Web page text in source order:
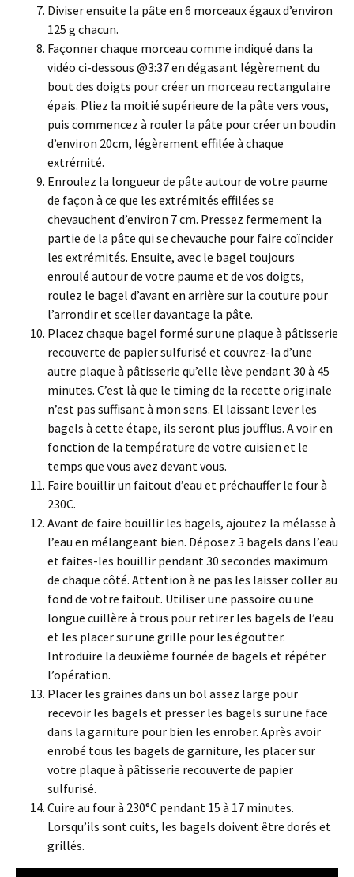
Diviser ensuite la pâte en 6 morceaux égaux d’environ
125 g chacun.
Façonner chaque morceau comme indiqué dans la
vidéo ci-dessous @3:37 en dégasant légèrement du
bout des doigts pour créer un morceau rectangulaire
épais. Pliez la moitié supérieure de la pâte vers vous,
puis commencez à rouler la pâte pour créer un boudin
d’environ 20cm, légèrement effilée à chaque
extrémité.
Enroulez la longueur de pâte autour de votre paume
de façon à ce que les extrémités effilées se
chevauchent d’environ 7 cm. Pressez fermement la
partie de la pâte qui se chevauche pour faire coïncider
les extrémités. Ensuite, avec le bagel toujours
enroulé autour de votre paume et de vos doigts,
roulez le bagel d’avant en arrière sur la couture pour
l’arrondir et sceller davantage la pâte.
Placez chaque bagel formé sur une plaque à pâtisserie
recouverte de papier sulfurisé et couvrez-la d’une
autre plaque à pâtisserie qu’elle lève pendant 30 à 45
minutes. C’est là que le timing de la recette originale
n’est pas suffisant à mon sens. El laissant lever les
bagels à cette étape, ils seront plus joufflus. A voir en
fonction de la température de votre cuisien et le
temps que vous avez devant vous.
Faire bouillir un faitout d’eau et préchauffer le four à
230C.
Avant de faire bouillir les bagels, ajoutez la mélasse à
l’eau en mélangeant bien. Déposez 3 bagels dans l’eau
et faites-les bouillir pendant 30 secondes maximum
de chaque côté. Attention à ne pas les laisser coller au
fond de votre faitout. Utiliser une passoire ou une
longue cuillère à trous pour retirer les bagels de l’eau
et les placer sur une grille pour les égoutter.
Introduire la deuxième fournée de bagels et répéter
l’opération.
Placer les graines dans un bol assez large pour
recevoir les bagels et presser les bagels sur une face
dans la garniture pour bien les enrober. Après avoir
enrobé tous les bagels de garniture, les placer sur
votre plaque à pâtisserie recouverte de papier
sulfurisé.
Cuire au four à 230°C pendant 15 à 17 minutes.
Lorsqu’ils sont cuits, les bagels doivent être dorés et
grillés.